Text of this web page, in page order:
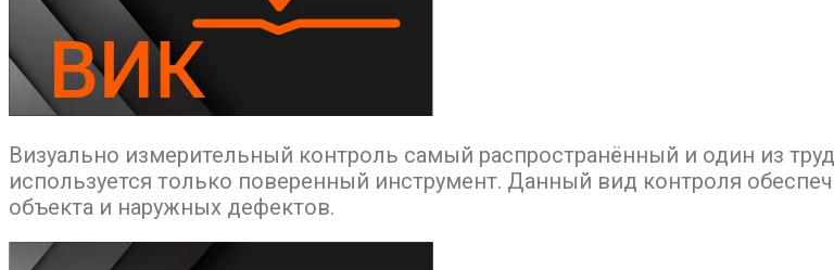
Визуально измерительный контроль самый распространённый и один из
используется только поверенный инструмент. Данный вид контроля
объекта и наружных дефектов.